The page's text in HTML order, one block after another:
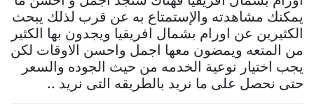
يمكنك مشاهدته والإستمتاع به عن قرب لذلك يبحث
الكثيرين عن اورام بشمال افريقيا ويجدون بها الكثير
من المتعه ويمضون معها اجمل واحسن الاوقات لكن
يجب اختيار نوعية الخدمه من حيث الجوده والسعر
حتى نحصل على ما نريد بالطريقه التى نريد ..